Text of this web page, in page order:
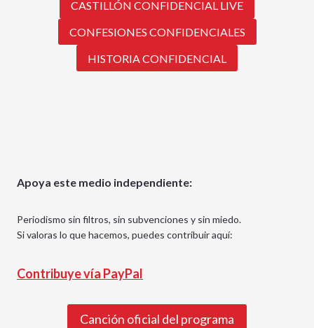
CASTILLÓN CONFIDENCIAL LIVE
CONFESIONES CONFIDENCIALES
HISTORIA CONFIDENCIAL
Apoya este medio independiente:
Periodismo sin filtros, sin subvenciones y sin miedo.
Si valoras lo que hacemos, puedes contribuir aquí:
Contribuye vía PayPal
Canción oficial del programa